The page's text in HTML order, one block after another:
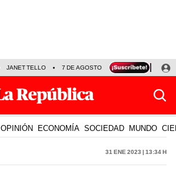
JANET TELLO 7 DE AGOSTO TINKA RESULTADOS
OPINIÓN ECONOMÍA SOCIEDAD MUNDO
31 Ene 2023 | 13:34 h